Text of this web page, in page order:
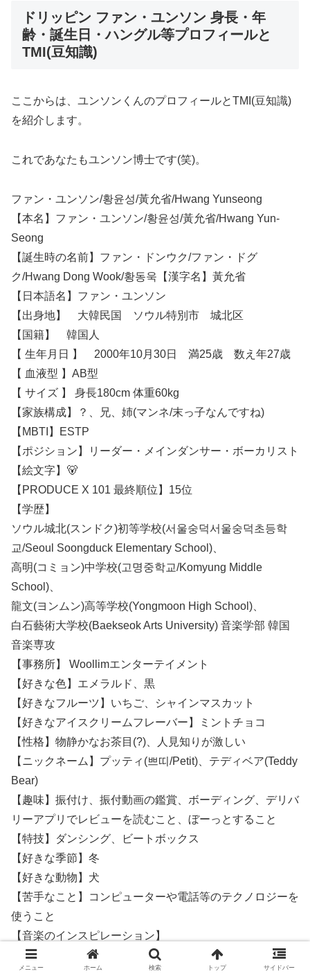
ドリッピン ファン・ユンソン 身長・年
齢・誕生日・ハングル等プロフィールと
TMI(豆知識)
ここからは、ユンソンくんのプロフィールとTMI(豆知識)
を紹介します。
これであなたもユンソン博士です(笑)。
ファン・ユンソン/황윤성/黃允省/Hwang Yunseong
【本名】ファン・ユンソン/황윤성/黃允省/Hwang Yun-
Seong
【誕生時の名前】ファン・ドンウク/ファン・ドグ
ク/Hwang Dong Wook/황동욱【漢字名】黃允省
【日本語名】ファン・ユンソン
【出身地】 大韓民国 ソウル特別市 城北区
【国籍】 韓国人
【 生年月日 】 2000年10月30日 満25歳 数え年27歳
【 血液型 】AB型
【 サイズ 】 身長180cm 体重60kg
【家族構成】？、兄、姉(マンネ/末っ子なんですね)
【MBTI】ESTP
【ポジション】リーダー・メインダンサー・ボーカリスト
【絵文字】🐻
【PRODUCE X 101 最終順位】15位
【学歴】
ソウル城北(スンドク)初等学校(서울숭덕서울숭덕초등학
교/Seoul Soongduck Elementary School)、
高明(コミョン)中学校(고명중학교/Komyung Middle
School)、
龍文(ヨンムン)高等学校(Yongmoon High School)、
白石藝術大学校(Baekseok Arts University) 音楽学部 韓国
音楽専攻
【事務所】 Woollimエンターテイメント
【好きな色】エメラルド、黒
【好きなフルーツ】いちご、シャインマスカット
【好きなアイスクリームフレーバー】ミントチョコ
【性格】物静かなお茶目(?)、人見知りが激しい
【ニックネーム】プッティ(쁘띠/Petit)、テディベア(Teddy
Bear)
【趣味】振付け、振付動画の鑑賞、ボーディング、デリバ
リーアプリでレビューを読むこと、ぼーっとすること
【特技】ダンシング、ビートボックス
【好きな季節】冬
【好きな動物】犬
【苦手なこと】コンピューターや電話等のテクノロジーを
使うこと
【音楽のインスピレーション】
Michael Jackson(マイケル・ジョセフ・ジャクソ
メニュー ホーム 検索 トップ サイドバー